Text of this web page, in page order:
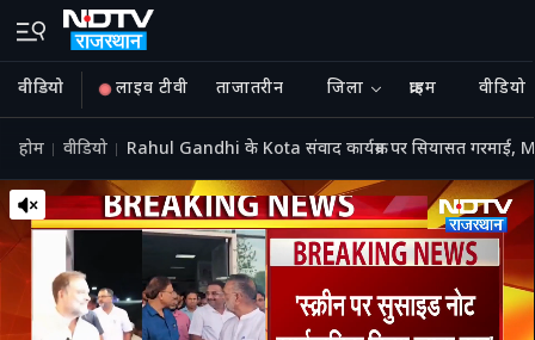
वीडियो लाइव टीवी ताजातरीन जिला क्राइम वीडियो
होम वीडियो Rahul Gandhi के Kota संवाद कार्यक्रम पर सियासत